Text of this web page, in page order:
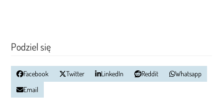
Podziel się
Facebook Twitter LinkedIn Reddit
Whatsapp
Email